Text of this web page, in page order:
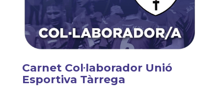
Carnet Col·laborador Unió
Esportiva Tàrrega